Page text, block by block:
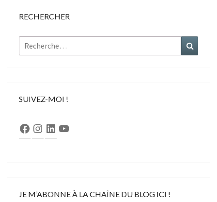
RECHERCHER
Rechercher :
SUIVEZ-MOI !
Facebook
Instagram
LinkedInYouTube
JE M’ABONNE À LA CHAÎNE DU BLOG ICI !